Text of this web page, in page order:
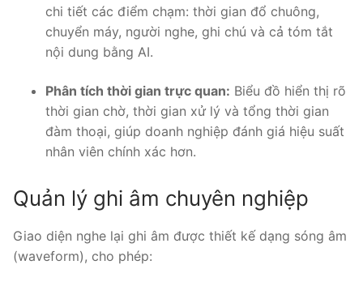
chi tiết các điểm chạm: thời gian đổ chuông,
chuyển máy, người nghe, ghi chú và cả tóm tắt
nội dung bằng AI.
Phân tích thời gian trực quan: Biểu đồ hiển thị rõ
thời gian chờ, thời gian xử lý và tổng thời gian
đàm thoại, giúp doanh nghiệp đánh giá hiệu suất
nhân viên chính xác hơn.
Quản lý ghi âm chuyên nghiệp
Giao diện nghe lại ghi âm được thiết kế dạng sóng âm
(waveform), cho phép: